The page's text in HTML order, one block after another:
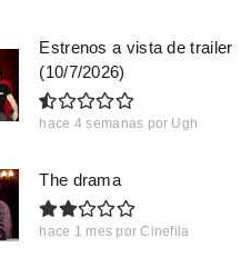
Estrenos a vista de trailer
(10/7/2026)
hace 4 semanas por Ugh
The drama
hace 1 mes por Cinefila